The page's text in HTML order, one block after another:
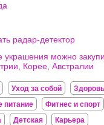
радар-детектор
украшения можно
Корее, Австралии
Уход за собой
питание
Фитнес и спорт
Детская
Карьера